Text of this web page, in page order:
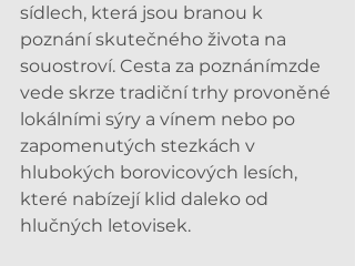
sídlech, která jsou branou k
poznání skutečného života na
souostroví. Cesta za poznánímzde
vede skrze tradiční trhy provoněné
lokálními sýry a vínem nebo po
zapomenutých stezkách v
hlubokých borovicových lesích,
které nabízejí klid daleko od
hlučných letovisek.